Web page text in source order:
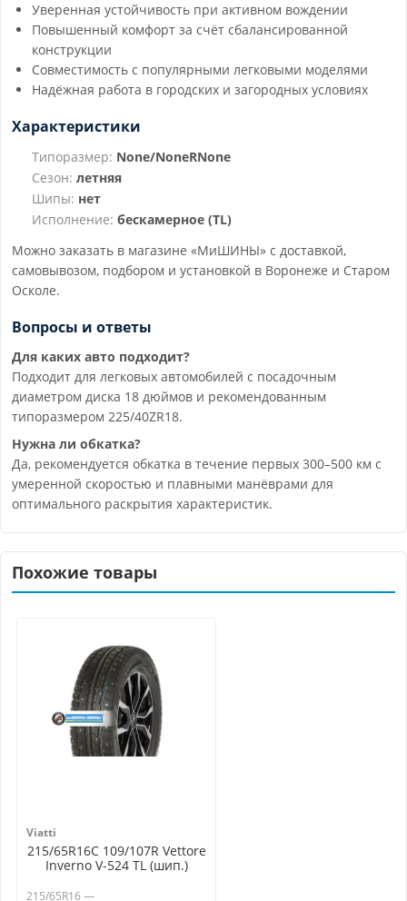
Уверенная устойчивость при активном вождении
Повышенный комфорт за счёт сбалансированной
конструкции
Совместимость с популярными легковыми моделями
Надёжная работа в городских и загородных условиях
Характеристики
Типоразмер: None/NoneRNone
Сезон: летняя
Шипы: нет
Исполнение: бескамерное (TL)
Можно заказать в магазине «МиШИНЫ» с доставкой,
самовывозом, подбором и установкой в Воронеже и Старом
Осколе.
Вопросы и ответы
Для каких авто подходит?
Подходит для легковых автомобилей с посадочным
диаметром диска 18 дюймов и рекомендованным
типоразмером 225/40ZR18.
Нужна ли обкатка?
Да, рекомендуется обкатка в течение первых 300–500 км с
умеренной скоростью и плавными манёврами для
оптимального раскрытия характеристик.
Похожие товары
Viatti
215/65R16C 109/107R Vettore
Inverno V-524 TL (шип.)
215/65R16 —